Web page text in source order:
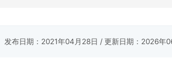
发布日期：2021年04月28日 / 更新日期：2026年